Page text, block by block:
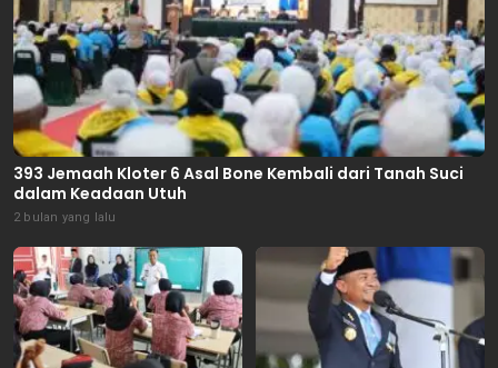
393 Jemaah Kloter 6 Asal Bone Kembali dari Tanah Suci
dalam Keadaan Utuh
2 bulan yang lalu